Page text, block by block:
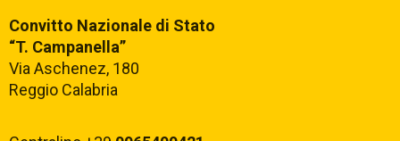
Convitto Nazionale di Stato
“T. Campanella”
Via Aschenez, 180
Reggio Calabria